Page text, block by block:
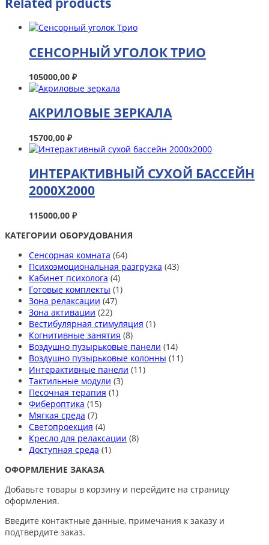
СЕНСОРНЫЙ УГОЛОК ТРИО
105000,00 ₽
АКРИЛОВЫЕ ЗЕРКАЛА
15700,00 ₽
ИНТЕРАКТИВНЫЙ СУХОЙ БАССЕЙН
2000Х2000
115000,00 ₽
КАТЕГОРИИ ОБОРУДОВАНИЯ
Сенсорная комната (64)
Психоэмоциональная разгрузка (43)
Кабинет психолога (4)
Готовые комплекты (1)
Зона релаксации (47)
Зона активации (22)
Вестибулярная стимуляция (1)
Когнитивные занятия (8)
Воздушно пузырьковые панели (14)
Воздушно пузырьковые колонны (11)
Интерактивные панели (11)
Тактильные модули (3)
Песочная терапия (1)
Фибероптика (15)
Мягкая среда (7)
Светопроекция (4)
Кресло для релаксации (8)
Доступная среда (1)
ОФОРМЛЕНИЕ ЗАКАЗА
Добавьте товары в корзину и перейдите на страницу
оформления.
Введите контактные данные, примечания к заказу и
подтвердите заказ.